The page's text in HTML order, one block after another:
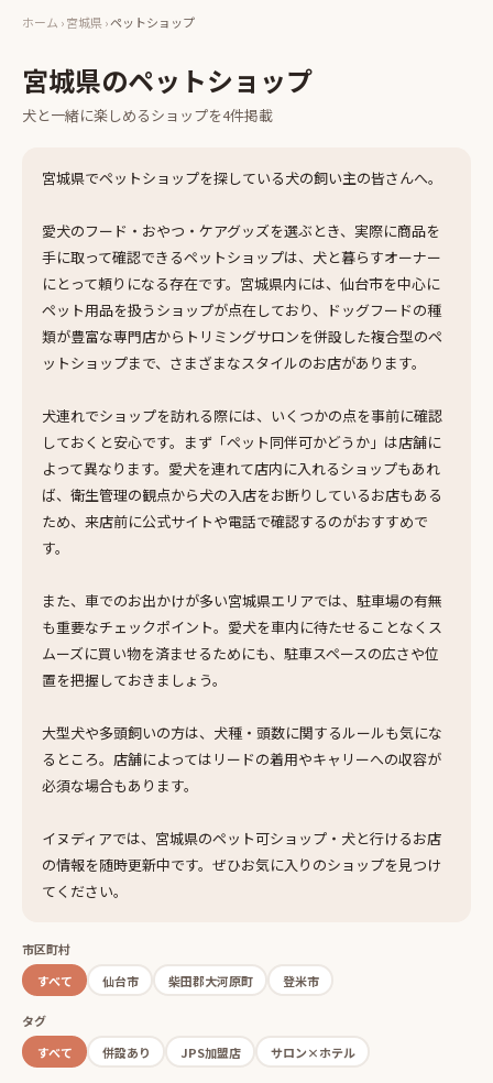
ホーム ›宮城県›ペットショップ
宮城県のペットショップ
犬と一緒に楽しめるショップを4件掲載
宮城県でペットショップを探している犬の飼い主の皆さんへ。
愛犬のフード・おやつ・ケアグッズを選ぶとき、実際に商品を
手に取って確認できるペットショップは、犬と暮らすオーナー
にとって頼りになる存在です。宮城県内には、仙台市を中心に
ペット用品を扱うショップが点在しており、ドッグフードの種
類が豊富な専門店からトリミングサロンを併設した複合型のペ
ットショップまで、さまざまなスタイルのお店があります。
犬連れでショップを訪れる際には、いくつかの点を事前に確認
しておくと安心です。まず「ペット同伴可かどうか」は店舗に
よって異なります。愛犬を連れて店内に入れるショップもあれ
ば、衛生管理の観点から犬の入店をお断りしているお店もある
ため、来店前に公式サイトや電話で確認するのがおすすめで
す。
また、車でのお出かけが多い宮城県エリアでは、駐車場の有無
も重要なチェックポイント。愛犬を車内に待たせることなくス
ムーズに買い物を済ませるためにも、駐車スペースの広さや位
置を把握しておきましょう。
大型犬や多頭飼いの方は、犬種・頭数に関するルールも気にな
るところ。店舗によってはリードの着用やキャリーへの収容が
必須な場合もあります。
イヌディアでは、宮城県のペット可ショップ・犬と行けるお店
の情報を随時更新中です。ぜひお気に入りのショップを見つけ
てください。
市区町村
すべて
仙台市 柴田郡大河原町 登米市
タグ
すべて
併設あり JPS加盟店 サロン×ホテル